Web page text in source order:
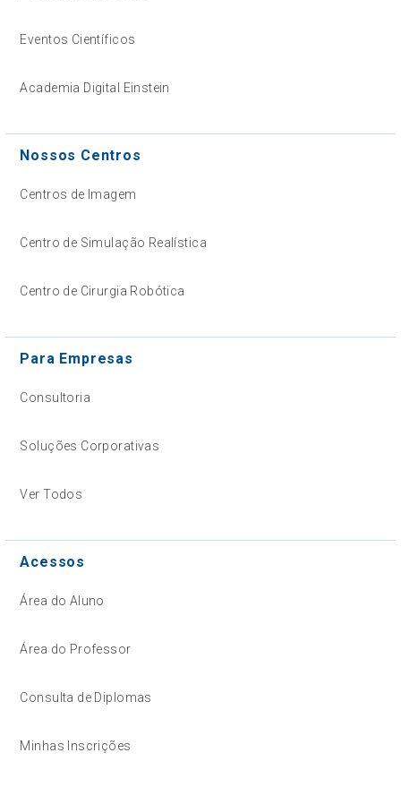
Eventos Científicos
Academia Digital Einstein
Nossos Centros
Centros de Imagem
Centro de Simulação Realística
Centro de Cirurgia Robótica
Para Empresas
Consultoria
Soluções Corporativas
Ver Todos
Acessos
Área do Aluno
Área do Professor
Consulta de Diplomas
Minhas Inscrições